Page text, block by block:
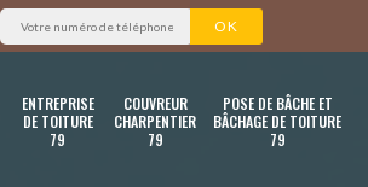
ENTREPRISE
DE TOITURE
79
COUVREUR
CHARPENTIER
79
POSE DE BÂCHE ET
BÂCHAGE DE TOITURE
79